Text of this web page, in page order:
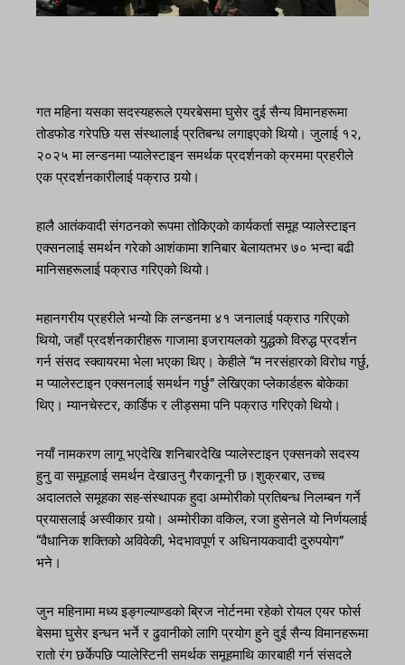
गत महिना यसका सदस्यहरूले एयरबेसमा घुसेर दुई सैन्य विमानहरूमा
तोडफोड गरेपछि यस संस्थालाई प्रतिबन्ध लगाइएको थियो। जुलाई १२,
२०२५ मा लन्डनमा प्यालेस्टाइन समर्थक प्रदर्शनको क्रममा प्रहरीले
एक प्रदर्शनकारीलाई पक्राउ गर्‍यो।
हालै आतंकवादी संगठनको रूपमा तोकिएको कार्यकर्ता समूह प्यालेस्टाइन
एक्सनलाई समर्थन गरेको आशंकामा शनिबार बेलायतभर ७० भन्दा बढी
मानिसहरूलाई पक्राउ गरिएको थियो।
महानगरीय प्रहरीले भन्यो कि लन्डनमा ४१ जनालाई पक्राउ गरिएको
थियो, जहाँ प्रदर्शनकारीहरू गाजामा इजरायलको युद्धको विरुद्ध प्रदर्शन
गर्न संसद स्क्वायरमा भेला भएका थिए। केहीले “म नरसंहारको विरोध गर्छु,
म प्यालेस्टाइन एक्सनलाई समर्थन गर्छु” लेखिएका प्लेकार्डहरू बोकेका
थिए। म्यानचेस्टर, कार्डिफ र लीड्समा पनि पक्राउ गरिएको थियो।
नयाँ नामकरण लागू भएदेखि शनिबारदेखि प्यालेस्टाइन एक्सनको सदस्य
हुनु वा समूहलाई समर्थन देखाउनु गैरकानूनी छ।शुक्रबार, उच्च
अदालतले समूहका सह-संस्थापक हुदा अम्मोरीको प्रतिबन्ध निलम्बन गर्ने
प्रयासलाई अस्वीकार गर्‍यो। अम्मोरीका वकिल, रजा हुसेनले यो निर्णयलाई
“वैधानिक शक्तिको अविवेकी, भेदभावपूर्ण र अधिनायकवादी दुरुपयोग”
भने।
जुन महिनामा मध्य इङ्गल्याण्डको ब्रिज नोर्टनमा रहेको रोयल एयर फोर्स
बेसमा घुसेर इन्धन भर्ने र ढुवानीको लागि प्रयोग हुने दुई सैन्य विमानहरूमा
रातो रंग छर्केपछि प्यालेस्टिनी समर्थक समूहमाथि कारबाही गर्न संसदले